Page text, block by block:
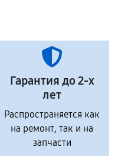
Гарантия до 2-х
лет
Распространяется как
на ремонт, так и на
запчасти